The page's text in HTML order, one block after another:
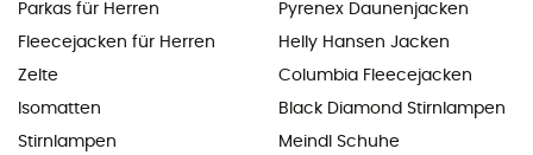
Parkas für Herren
Fleecejacken für Herren
Zelte
Isomatten
Stirnlampen
Pyrenex Daunenjacken
Helly Hansen Jacken
Columbia Fleecejacken
Black Diamond Stirnlampen
Meindl Schuhe